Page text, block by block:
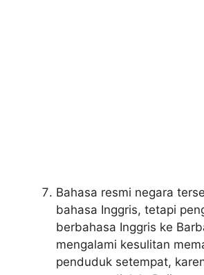
Bahasa resmi negara
bahasa Inggris, tetapi
berbahasa Inggris ke
mengalami kesulitan
penduduk setempat,